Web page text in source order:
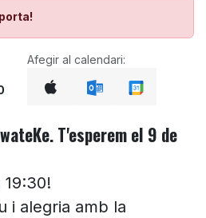
Afegir al calendari:
T'esperem el 9 de
i alegria amb la